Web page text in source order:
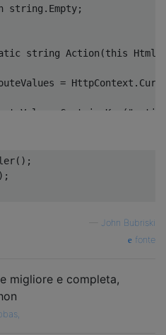
string . Empty;
string Action (this
= HttpContext .
ContainsKey (
string
();
John Bubriski
fonte
migliore e completa,